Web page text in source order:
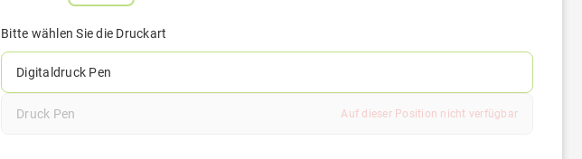
Bitte wählen Sie die Druckart
Digitaldruck Pen
Druck Pen Auf dieser Position nicht verfügbar